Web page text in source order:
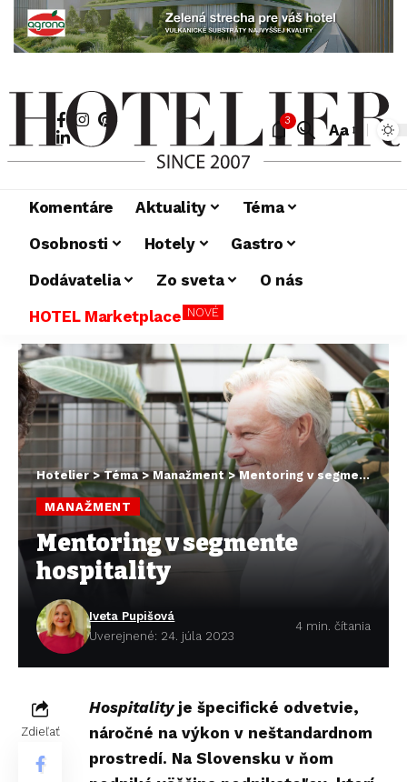
3
Aa
Komentáre Aktuality
Téma
Osobnosti
Hotely
Gastro
Dodávatelia
Zo sveta
O nás
HOTEL Marketplace NOVÉ
Hotelier>Téma>Manažment>Mentoring v segmente hospitality
MANAŽMENT
Mentoring v segmente
hospitality
Iveta Pupišová
Uverejnené: 24. júla 2023
4 min. čítania
Zdieľať
Hospitality je špecifické odvetvie,
náročné na výkon v neštandardnom
prostredí. Na Slovensku v ňom